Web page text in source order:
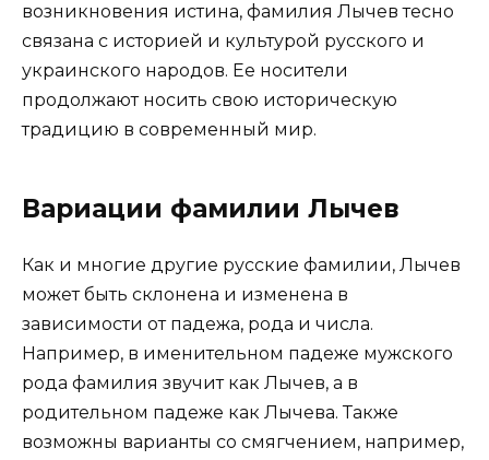
возникновения истина, фамилия Лычев тесно
связана с историей и культурой русского и
украинского народов. Ее носители
продолжают носить свою историческую
традицию в современный мир.
Вариации фамилии Лычев
Как и многие другие русские фамилии, Лычев
может быть склонена и изменена в
зависимости от падежа, рода и числа.
Например, в именительном падеже мужского
рода фамилия звучит как Лычев, а в
родительном падеже как Лычева. Также
возможны варианты со смягчением, например,